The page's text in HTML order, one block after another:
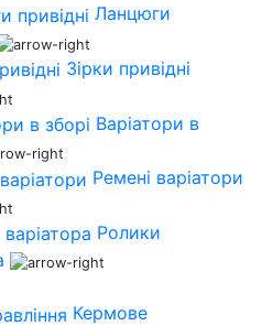
Ланцюги
Зірки привідні
Варіатори в
Ремені варіатори
Ролики
Кермове